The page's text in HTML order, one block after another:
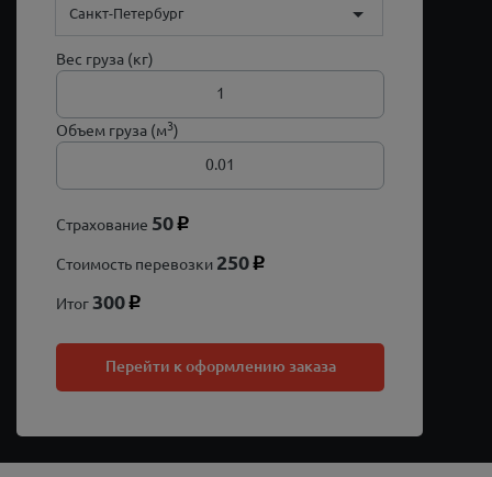
Санкт-Петербург
Вес груза (кг)
Объем груза (м3)
Страхование 50 p
Стоимость перевозки 250 p
Итог300 p
Перейти к оформлению заказа